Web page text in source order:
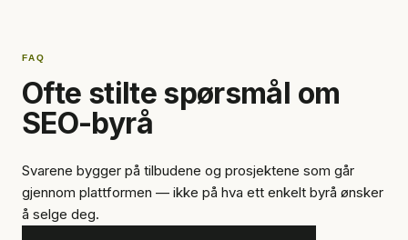
FAQ
Ofte stilte spørsmål om
SEO-byrå
Svarene bygger på tilbudene og prosjektene som går
gjennom plattformen — ikke på hva ett enkelt byrå ønsker
å selge deg.